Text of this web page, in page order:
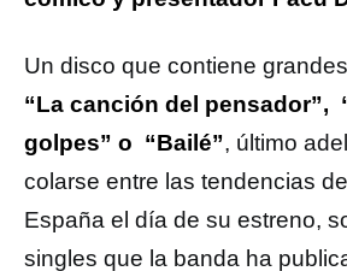
Un disco que contiene
“La canción del pensador”,
golpes” o “Bailé”, último
colarse entre las tendencias
España el día de su estreno,
singles que la banda ha